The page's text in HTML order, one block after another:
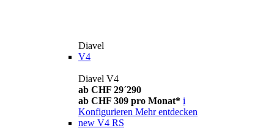
Diavel
V4
Diavel V4
ab CHF 29´290
ab CHF 309 pro Monat* i
Konfigurieren Mehr entdecken
new V4 RS